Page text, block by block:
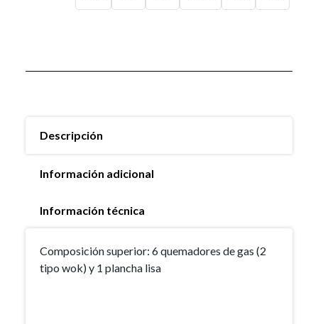
Descripción
Información adicional
Información técnica
Composición superior: 6 quemadores de gas (2
tipo wok) y 1 plancha lisa